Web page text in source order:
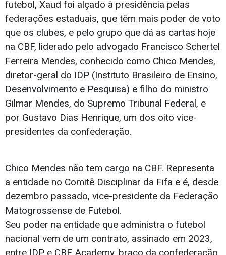
futebol, Xaud foi alçado à presidência pelas
federações estaduais, que têm mais poder de voto
que os clubes, e pelo grupo que dá as cartas hoje
na CBF, liderado pelo advogado Francisco Schertel
Ferreira Mendes, conhecido como Chico Mendes,
diretor-geral do IDP (Instituto Brasileiro de Ensino,
Desenvolvimento e Pesquisa) e filho do ministro
Gilmar Mendes, do Supremo Tribunal Federal, e
por Gustavo Dias Henrique, um dos oito vice-
presidentes da confederação.
Chico Mendes não tem cargo na CBF. Representa
a entidade no Comitê Disciplinar da Fifa e é, desde
dezembro passado, vice-presidente da Federação
Matogrossense de Futebol.
Seu poder na entidade que administra o futebol
nacional vem de um contrato, assinado em 2023,